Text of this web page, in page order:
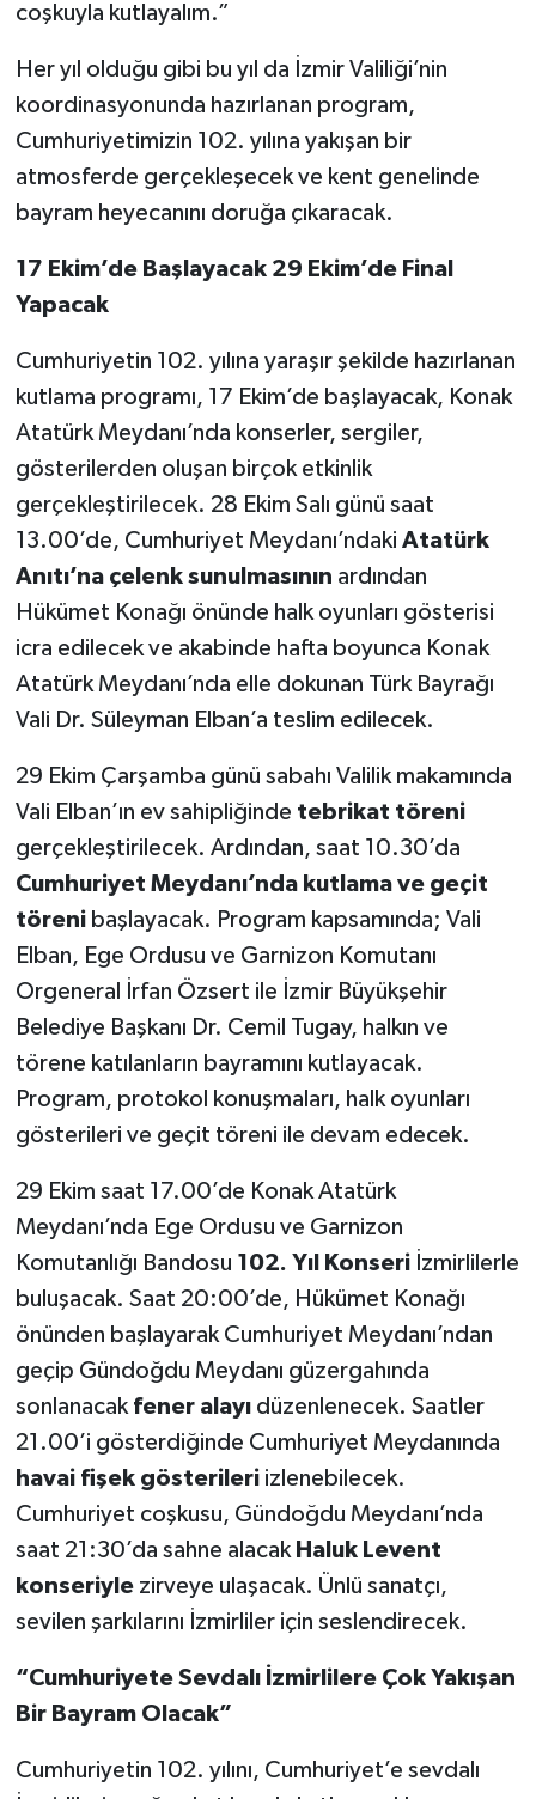
coşkuyla kutlayalım.”
Her yıl olduğu gibi bu yıl da İzmir Valiliği’nin
koordinasyonunda hazırlanan program,
Cumhuriyetimizin 102. yılına yakışan bir
atmosferde gerçekleşecek ve kent genelinde
bayram heyecanını doruğa çıkaracak.
17 Ekim’de Başlayacak 29 Ekim’de Final
Yapacak
Cumhuriyetin 102. yılına yaraşır şekilde hazırlanan
kutlama programı, 17 Ekim’de başlayacak, Konak
Atatürk Meydanı’nda konserler, sergiler,
gösterilerden oluşan birçok etkinlik
gerçekleştirilecek. 28 Ekim Salı günü saat
13.00’de, Cumhuriyet Meydanı’ndaki Atatürk
Anıtı’na çelenk sunulmasının ardından
Hükümet Konağı önünde halk oyunları gösterisi
icra edilecek ve akabinde hafta boyunca Konak
Atatürk Meydanı’nda elle dokunan Türk Bayrağı
Vali Dr. Süleyman Elban’a teslim edilecek.
29 Ekim Çarşamba günü sabahı Valilik makamında
Vali Elban’ın ev sahipliğinde tebrikat töreni
gerçekleştirilecek. Ardından, saat 10.30’da
Cumhuriyet Meydanı’nda kutlama ve geçit
törenibaşlayacak. Program kapsamında; Vali
Elban, Ege Ordusu ve Garnizon Komutanı
Orgeneral İrfan Özsert ile İzmir Büyükşehir
Belediye Başkanı Dr. Cemil Tugay, halkın ve
törene katılanların bayramını kutlayacak.
Program, protokol konuşmaları, halk oyunları
gösterileri ve geçit töreni ile devam edecek.
29 Ekim saat 17.00’de Konak Atatürk
Meydanı’nda Ege Ordusu ve Garnizon
Komutanlığı Bandosu 102. Yıl Konseriİzmirlilerle
buluşacak. Saat 20:00’de, Hükümet Konağı
önünden başlayarak Cumhuriyet Meydanı’ndan
geçip Gündoğdu Meydanı güzergahında
sonlanacak fener alayıdüzenlenecek. Saatler
21.00’i gösterdiğinde Cumhuriyet Meydanında
havai fişek gösterileriizlenebilecek.
Cumhuriyet coşkusu, Gündoğdu Meydanı’nda
saat 21:30’da sahne alacak Haluk Levent
konseriylezirveye ulaşacak. Ünlü sanatçı,
sevilen şarkılarını İzmirliler için seslendirecek.
“Cumhuriyete Sevdalı İzmirlilere Çok Yakışan
Bir Bayram Olacak”
Cumhuriyetin 102. yılını, Cumhuriyet’e sevdalı